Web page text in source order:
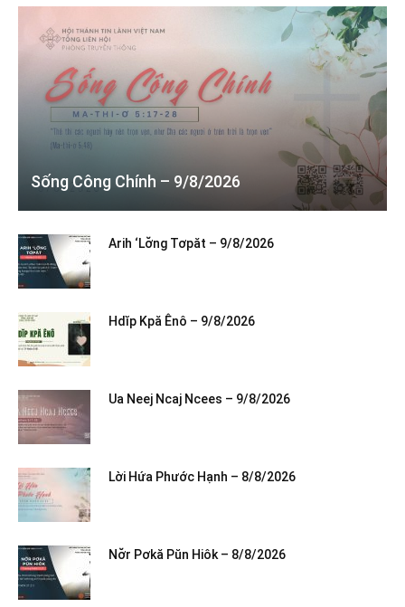
Sống Công Chính – 9/8/2026
Arih ‘Lơ̆ng Tơpăt – 9/8/2026
Hdĭp Kpă Ênô – 9/8/2026
Ua Neej Ncaj Ncees – 9/8/2026
Lời Hứa Phước Hạnh – 8/8/2026
Nơ̆r Pơkă Pŭn Hiôk – 8/8/2026